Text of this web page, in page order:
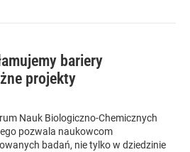
bariery
projekty
Nauk Biologiczno-Chemicznych
pozwala naukowcom
badań, nie tylko w dziedzinie